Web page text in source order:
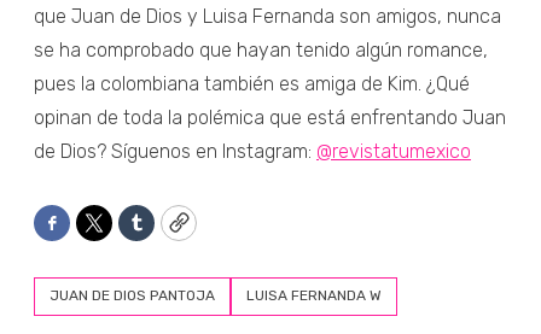
que Juan de Dios y Luisa Fernanda son amigos, nunca
se ha comprobado que hayan tenido algún romance,
pues la colombiana también es amiga de Kim. ¿Qué
opinan de toda la polémica que está enfrentando Juan
de Dios? Síguenos en Instagram: @revistatumexico
Facebook
TwitterTumblrCopy
JUAN DE DIOS PANTOJA LUISA FERNANDA W